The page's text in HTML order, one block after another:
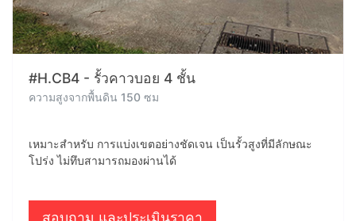
#H.CB4 - รั้วคาวบอย 4 ชั้น
ความสูงจากพื้นดิน 150 ซม
เหมาะสำหรับ การแบ่งเขตอย่างชัดเจน เป็นรั้วสูงที่มีลักษณะ
โปร่ง ไม่ทึบสามารถมองผ่านได้
สอบถาม และประเมินราคา